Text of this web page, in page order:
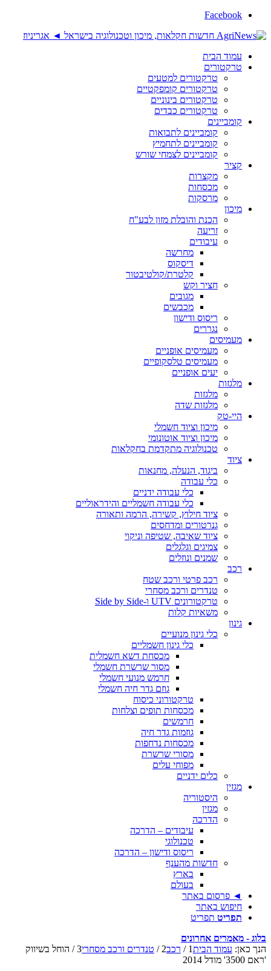
Facebook
עמוד הבית
טרקטורים
טרקטורים למטעים
טרקטורים קומפקטיים
טרקטורים בינוניים
טרקטורים כבדים
קומביינים
קומביינים לתבואות
קומביינים לתחמיץ
קומביינים לצמחי שורש
קציר
מקצרות
מכסחות
מרסקות
מיכון
הכנת והובלת מזון לבע"ח
זריעה
עיבודים
מחרשה
דיסקוס
קלטרת/קולטיבטור
חציר וקש
מגובים
מכבשים
ריסוס ודישון
נגררים
מעמיסים
מעמיסים אופניים
מעמיסים טלסקופיים
יעים אופניים
מלגזות
מלגזות
מלגזות שדה
היי-טק
מיכון וציוד חשמלי
מיכון וציוד אוטונומי
טכנולוגיה מתקדמת בחקלאות
ציוד
ביגוד, הנעלה, מחנאות
כלי עבודה
כלי עבודה ידניים
כלי עבודה חשמליים והידראוליים
ציוד חילוץ, קשירה, הרמה ותאורה
גנרטורים ומדחסים
ציוד שאיבה, שטיפה וניקוי
צמיגים וגלגלים
שמנים ונוזלים
רכב
רכב פרטי ורכב שטח
טנדרים ורכב מסחרי
טרקטורונים UTV ו-Side by Side
משאיות קלות
גינון
כלי גינון מנועיים
כלי גינון חשמליים
מכסחת דשא חשמלית
מסור שרשרת חשמלי
חרמש מנועי חשמלי
גוזם גדר חיה חשמלי
טרקטורוני כיסוח
מכסחות תופים וצלחות
חרמשים
גוזמות גדר חיה
מכסחות נדחפות
מסורי שרשרת
מפוחי עלים
כלים ידניים
מגזין
היסטוריה
מגזין
הדרכה
עיבודים – הדרכה
טכנולוגי
ריסוס ודישון – הדרכה
חדשות מהענף
בארץ
בעולם
◄ פרסום באתר
חיפוש באתר
תפריט תפריט
בלוג - מאמרים אחרונים
הנך כאן: עמוד הבית1
/ רכב2
/ טנדרים ורכב מסחרי3
/ הוחל בשיווק
'ראם 3500' מודל 2014